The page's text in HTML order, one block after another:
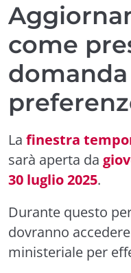
come
domanda
La finestra
sarà aperta da
30 luglio 2025.
Durante questo
dovranno
ministeriale per